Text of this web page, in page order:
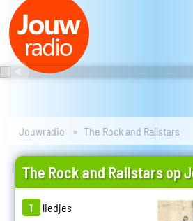
Jouwradio The Rock and Rallstars
The Rock and Rallstars op
1 liedjes